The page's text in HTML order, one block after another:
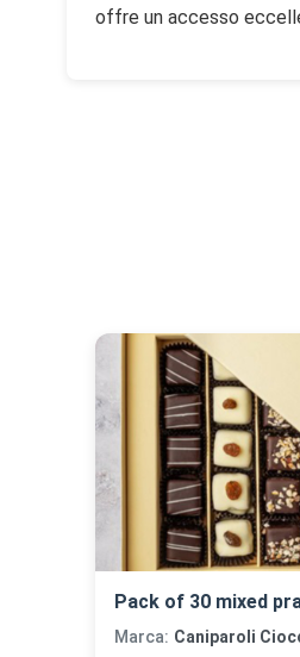
offre un accesso
Pack of 30 mixed
Marca: Caniparoli